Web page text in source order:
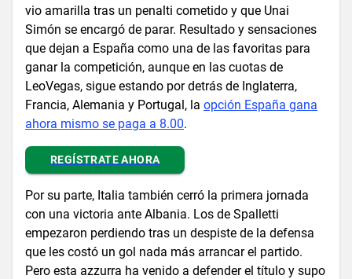
vio amarilla tras un penalti cometido y que Unai
Simón se encargó de parar. Resultado y sensaciones
que dejan a España como una de las favoritas para
ganar la competición, aunque en las cuotas de
LeoVegas, sigue estando por detrás de Inglaterra,
Francia, Alemania y Portugal, la opción España gana
ahora mismo se paga a 8.00.
REGÍSTRATE AHORA
Por su parte, Italia también cerró la primera jornada
con una victoria ante Albania. Los de Spalletti
empezaron perdiendo tras un despiste de la defensa
que les costó un gol nada más arrancar el partido.
Pero esta azzurra ha venido a defender el título y supo